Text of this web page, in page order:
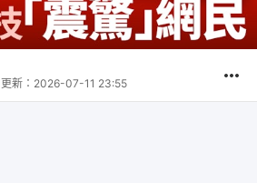
更新： 2026-07-11 23:55